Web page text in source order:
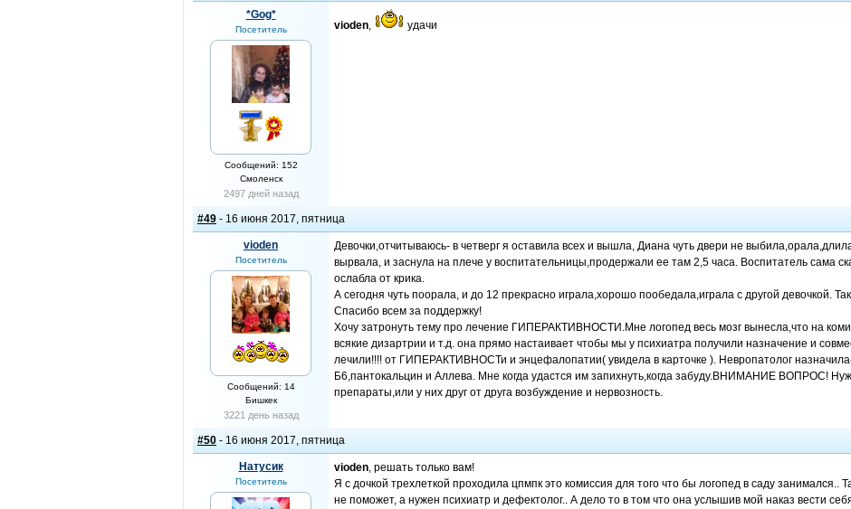
*Gog*
Посетитель
Сообщений: 152
Смоленск
2497 дней назад
vioden, удачи
#49 - 16 июня 2017, пятница
vioden
Посетитель
Сообщений: 14
Бишкек
3221 день назад
Девочки,отчитываюсь- в четверг я оставила всех и вышла, Диана чуть двери не
вырвала, и заснула на плече у воспитательницы,продержали ее там 2,5 часа. Воспитатель сама
ослабла от крика.
А сегодня чуть поорала, и до 12 прекрасно играла,хорошо пообедала,играла с другой девочкой.
Спасибо всем за поддержку!
Хочу затронуть тему про лечение ГИПЕРАКТИВНОСТИ.Мне логопед весь мозг вынесла,что на
всякие дизартрии и т.д. она прямо настаивает чтобы мы у психиатра получили назначение и
лечили!!!! от ГИПЕРАКТИВНОСТи и энцефалопатии( увидела в карточке ). Невропатолог
Б6,пантокальцин и Аллева. Мне когда удастся им запихнуть,когда забуду.ВНИМАНИЕ ВОПРОС!
препараты,или у них друг от друга возбуждение и нервозность.
#50 - 16 июня 2017, пятница
Натусик
Посетитель
vioden, решать только вам!
Я с дочкой трехлеткой проходила цпмпк это комиссия для того что бы логопед в саду занимался..
не поможет, а нужен психиатр и дефектолог.. А дело то в том что она услышив мой наказ вести